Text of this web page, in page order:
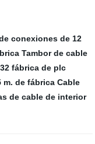
conexiones de 12
Tambor de cable
fábrica de plc
m. de fábrica Cable
de cable de interior